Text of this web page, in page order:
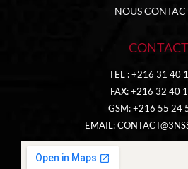
NOUS
CONTACT
TEL : +216 31 40
FAX: +216 32 40
GSM: +216 55 24
EMAIL: